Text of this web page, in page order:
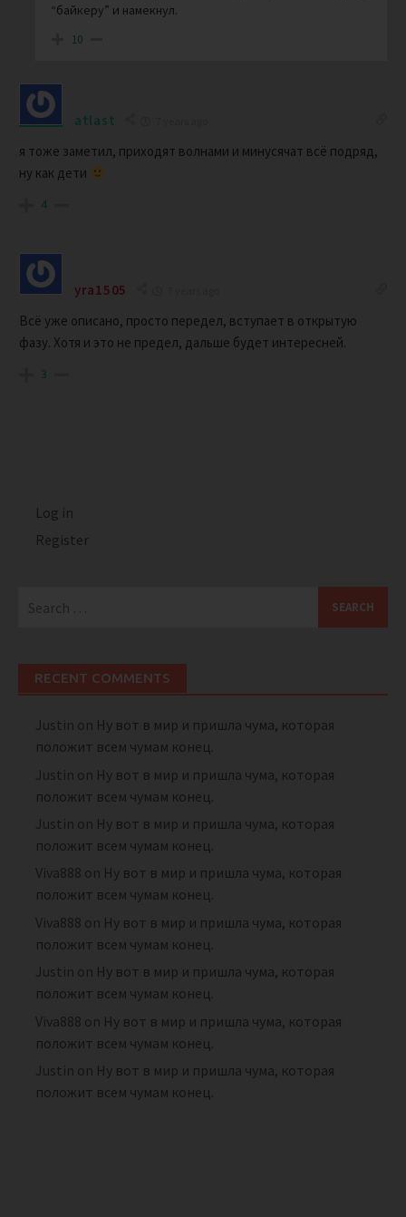
“байкеру” и намекнул.
10
atlast
я тоже заметил, приходят волнами и минусячат всё подряд,
ну как дети
4
yra1505
Всё уже описано, просто передел, вступает в открытую
фазу. Хотя и это не предел, дальше будет интересней.
3
Log in
Register
for:
RECENT COMMENTS
Justin on Ну вот в мир и пришла чума, которая
положит всем чумам конец.
Justin on Ну вот в мир и пришла чума, которая
положит всем чумам конец.
Justin on Ну вот в мир и пришла чума, которая
положит всем чумам конец.
Viva888 on Ну вот в мир и пришла чума, которая
положит всем чумам конец.
Viva888 on Ну вот в мир и пришла чума, которая
положит всем чумам конец.
Justin on Ну вот в мир и пришла чума, которая
положит всем чумам конец.
Viva888 on Ну вот в мир и пришла чума, которая
положит всем чумам конец.
Justin on Ну вот в мир и пришла чума, которая
положит всем чумам конец.